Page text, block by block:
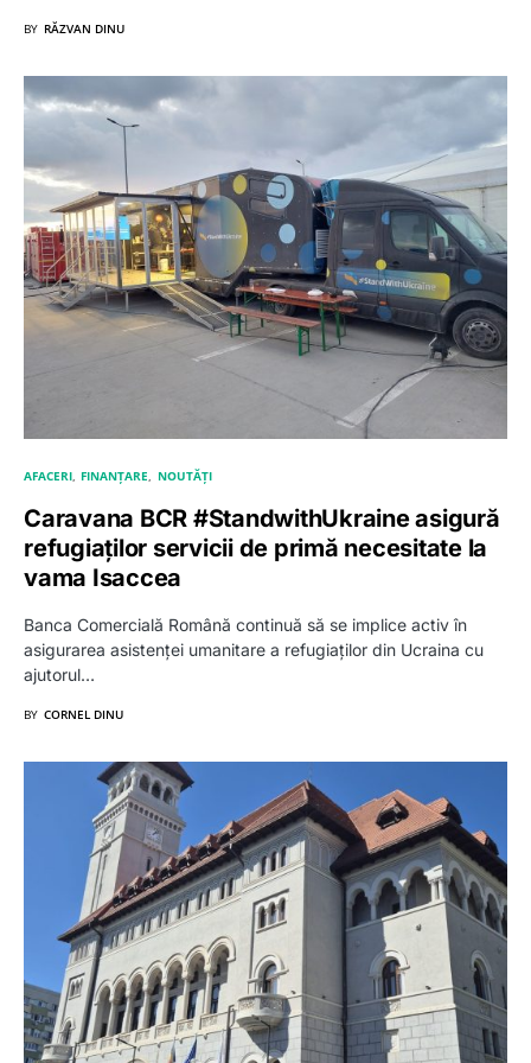
BY RĂZVAN DINU
AFACERI FINANȚARE NOUTĂȚI
Caravana BCR #StandwithUkraine asigură
refugiaților servicii de primă necesitate la
vama Isaccea
Banca Comercială Română continuă să se implice activ în
asigurarea asistenței umanitare a refugiaților din Ucraina cu
ajutorul…
BY CORNEL DINU